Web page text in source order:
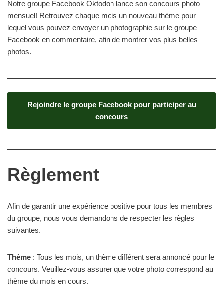
Notre groupe Facebook Oktodon lance son concours photo
mensuel! Retrouvez chaque mois un nouveau thème pour
lequel vous pouvez envoyer un photographie sur le groupe
Facebook en commentaire, afin de montrer vos plus belles
photos.
Rejoindre le groupe Facebook pour participer au
concours
Règlement
Afin de garantir une expérience positive pour tous les membres
du groupe, nous vous demandons de respecter les règles
suivantes.
Thème : Tous les mois, un thème différent sera annoncé pour le
concours. Veuillez-vous assurer que votre photo correspond au
thème du mois en cours.